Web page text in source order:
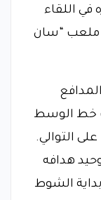
في اللقاء
7 أبريل على ملعب “سان
خط الوسط
ايبورا في الدقيقتين (56، 83) على التوالي.
هدافه
بداية الشوط